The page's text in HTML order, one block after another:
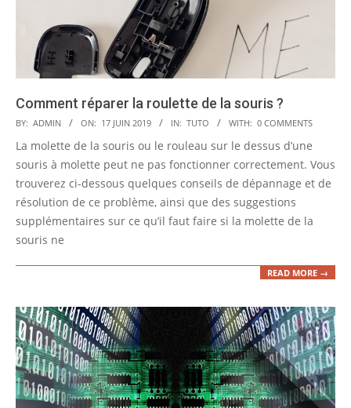
Comment réparer la roulette de la souris ?
2019-
06-
17
BY: ADMIN ON: 17 JUIN 2019 IN: TUTO WITH: 0 COMMENTS
La molette de la souris ou le rouleau sur le dessus d’une
souris à molette peut ne pas fonctionner correctement. Vous
trouverez ci-dessous quelques conseils de dépannage et de
résolution de ce problème, ainsi que des suggestions
supplémentaires sur ce qu’il faut faire si la molette de la
souris ne
READ MORE →